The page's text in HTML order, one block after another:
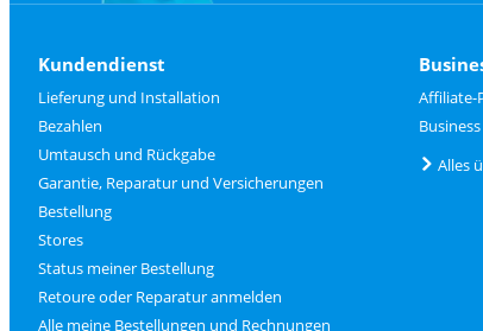
Kundendienst
Lieferung und Installation
Bezahlen
Umtausch und Rückgabe
Garantie, Reparatur und Versicherungen
Bestellung
Stores
Status meiner Bestellung
Retoure oder Reparatur anmelden
Alle meine Bestellungen und Rechnungen
Affiliate-
Business
Alles